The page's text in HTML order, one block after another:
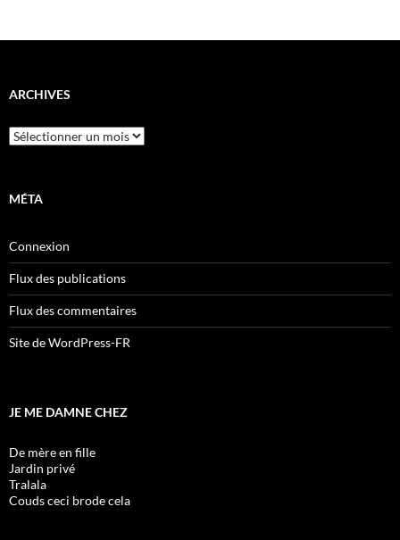
ARCHIVES
Archives
MÉTA
Connexion
Flux des publications
Flux des commentaires
Site de WordPress-FR
JE ME DAMNE CHEZ
De mère en fille
Jardin privé
Tralala
Couds ceci brode cela